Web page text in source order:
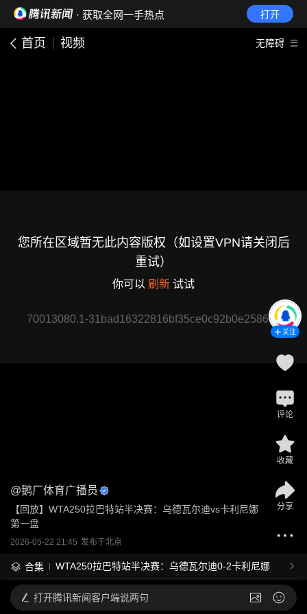
· 获取全网一手热点 打开
首页 视频 无障碍
您所在区域暂无此内容版权（如设置VPN请关闭后
重试）
你可以 刷新 试试
70013080.1-31bad16322816bf35ce0c92b0e258656
@鹅厂体育广播员
【回放】WTA250拉巴特站半决赛：乌德瓦尔迪vs卡利尼娜
第一盘
2026-05-22 21:45 发布于北京
合集 WTA250拉巴特站半决赛：乌德瓦尔迪0-2卡利尼娜
关注
评论
收藏
分享
打开腾讯新闻客户端说两句